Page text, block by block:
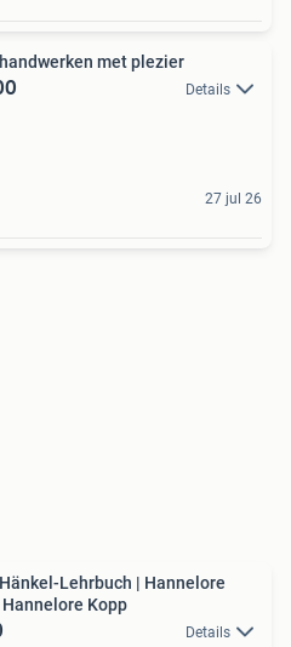
met plezier
Details
27 jul 26
Lehrbuch | Hannelore
Hannelore Kopp
Details